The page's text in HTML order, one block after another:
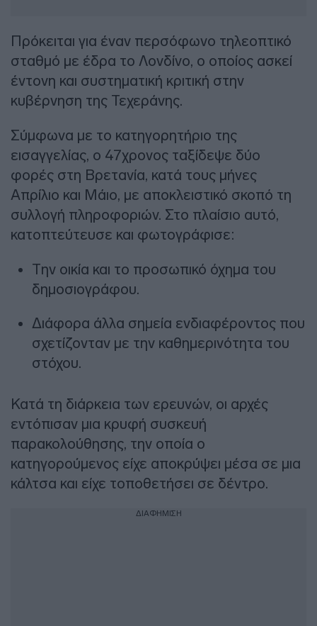
Πρόκειται για έναν περσόφωνο τηλεοπτικό
σταθμό με έδρα το Λονδίνο, ο οποίος ασκεί
έντονη και συστηματική κριτική στην
κυβέρνηση της Τεχεράνης.
Σύμφωνα με το κατηγορητήριο της
εισαγγελίας, ο 47χρονος ταξίδεψε δύο
φορές στη Βρετανία, κατά τους μήνες
Απρίλιο και Μάιο, με αποκλειστικό σκοπό τη
συλλογή πληροφοριών. Στο πλαίσιο αυτό,
κατοπτεύτευσε και φωτογράφισε:
Την οικία και το προσωπικό όχημα του
δημοσιογράφου.
Διάφορα άλλα σημεία ενδιαφέροντος που
σχετίζονταν με την καθημερινότητα του
στόχου.
Κατά τη διάρκεια των ερευνών, οι αρχές
εντόπισαν μια κρυφή συσκευή
παρακολούθησης, την οποία ο
κατηγορούμενος είχε αποκρύψει μέσα σε μια
κάλτσα και είχε τοποθετήσει σε δέντρο.
ΔΙΑΦΗΜΙΣΗ